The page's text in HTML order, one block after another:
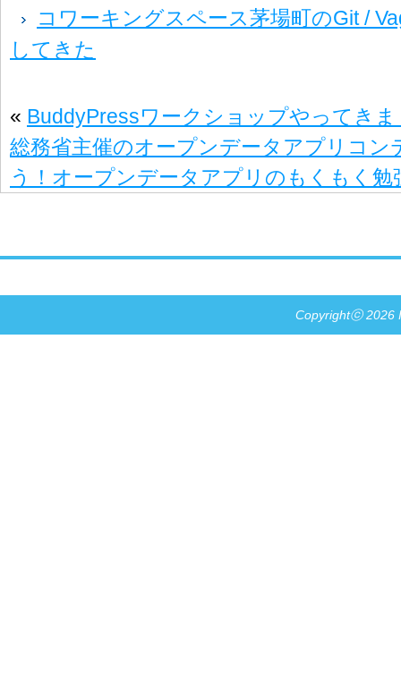
コワーキングスペース茅場町のGit /
してきた
« BuddyPressワークショップやってき
総務省主催のオープンデータアプリコン
う！オープンデータアプリのもくもく勉
Copyrightⓒ 2026